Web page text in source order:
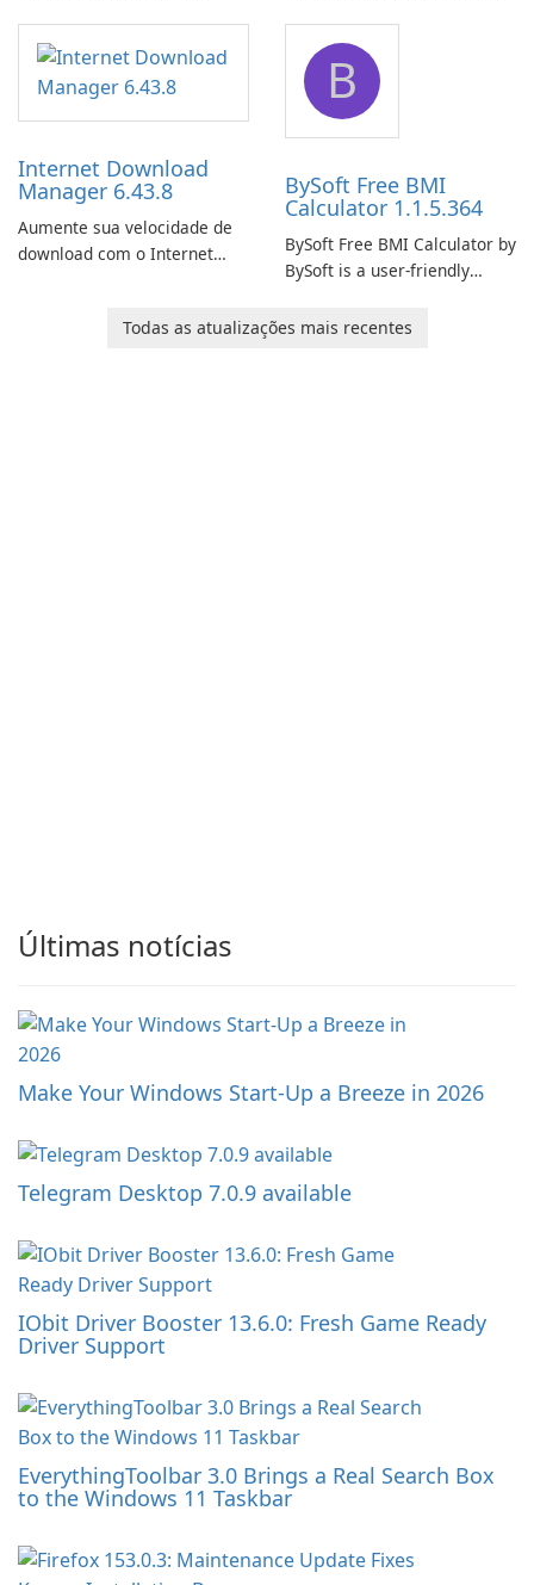
application designed to
monitor your internet
connection and provide real-
time insights into its
designed to help businesses
effectively manage their
network infrastructure.
Internet Download
Manager 6.43.8
Aumente sua velocidade de
download com o Internet
B
BySoft Free BMI
Calculator 1.1.5.364
BySoft Free BMI Calculator by
BySoft is a user-friendly
designed to help you
Todas as atualizações mais recentes
Últimas notícias
Make Your Windows Start-Up a Breeze in 2026
Telegram Desktop 7.0.9 available
IObit Driver Booster 13.6.0: Fresh Game Ready
Driver Support
EverythingToolbar 3.0 Brings a Real Search Box
to the Windows 11 Taskbar